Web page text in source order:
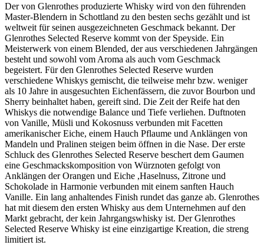
Der von Glenrothes produzierte Whisky wird von den führenden
Master-Blendern in Schottland zu den besten sechs gezählt und ist
weltweit für seinen ausgezeichneten Geschmack bekannt. Der
Glenrothes Selected Reserve kommt von der Speyside. Ein
Meisterwerk von einem Blended, der aus verschiedenen Jahrgängen
besteht und sowohl vom Aroma als auch vom Geschmack
begeistert. Für den Glenrothes Selected Reserve wurden
verschiedene Whiskys gemischt, die teilweise mehr bzw. weniger
als 10 Jahre in ausgesuchten Eichenfässern, die zuvor Bourbon und
Sherry beinhaltet haben, gereift sind. Die Zeit der Reife hat den
Whiskys die notwendige Balance und Tiefe verliehen. Duftnoten
von Vanille, Müsli und Kokosnuss verbunden mit Facetten
amerikanischer Eiche, einem Hauch Pflaume und Anklängen von
Mandeln und Pralinen steigen beim öffnen in die Nase. Der erste
Schluck des Glenrothes Selected Reserve beschert dem Gaumen
eine Geschmackskomposition von Würznoten gefolgt von
Anklängen der Orangen und Eiche ,Haselnuss, Zitrone und
Schokolade in Harmonie verbunden mit einem sanften Hauch
Vanille. Ein lang anhaltendes Finish rundet das ganze ab. Glenrothes
hat mit diesem den ersten Whisky aus dem Unternehmen auf den
Markt gebracht, der kein Jahrgangswhisky ist. Der Glenrothes
Selected Reserve Whisky ist eine einzigartige Kreation, die streng
limitiert ist.